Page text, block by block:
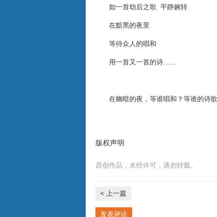
如一首劫后之歌 平静婉转
在黯黑的夜里
等待众人的唱和
用一首又一首的诗……
在幽暗的夜，等谁唱和？等谁的诗歌
版权声明
原创作品，未经许可，请勿转载。
< 上一篇
发表评论